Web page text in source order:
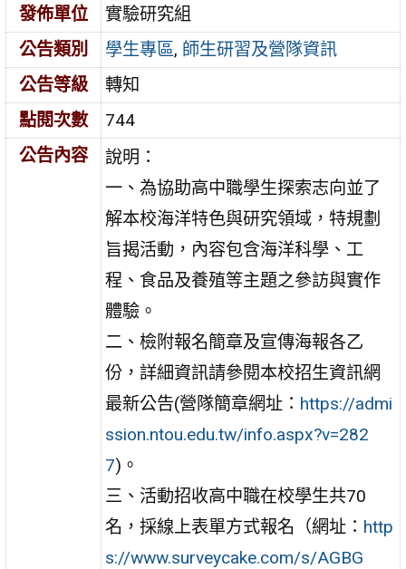
發佈單位
實驗研究組
公告類別
學生專區, 師生研習及營隊資訊
公告等級
轉知
點閱次數
744
公告內容
說明：
一、為協助高中職學生探索志向並了
解本校海洋特色與研究領域，特規劃
旨揭活動，內容包含海洋科學、工
程、食品及養殖等主題之參訪與實作
體驗。
二、檢附報名簡章及宣傳海報各乙
份，詳細資訊請參閱本校招生資訊網
最新公告(營隊簡章網址： https://admi
ssion.ntou.edu.tw/info.aspx?v=282
7)。
三、活動招收高中職在校學生共70
名，採線上表單方式報名（網址： http
s://www.surveycake.com/s/AGBG